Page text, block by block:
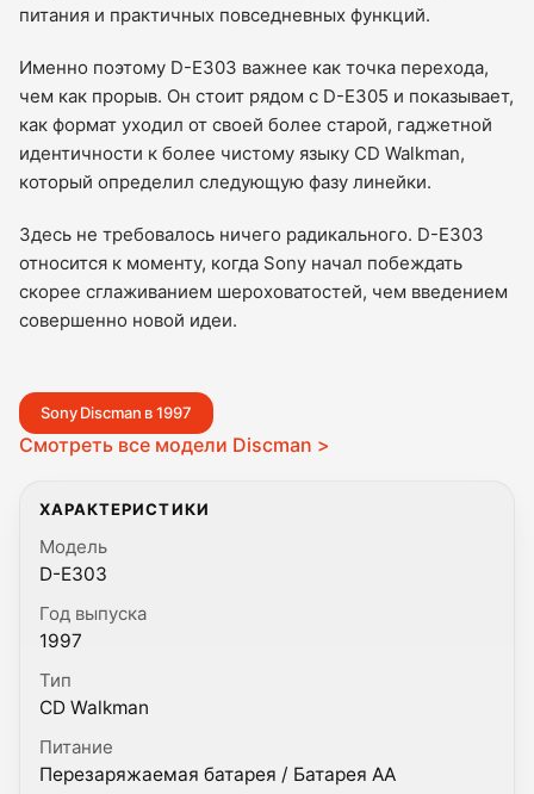
питания и практичных повседневных функций.
Именно поэтому D-E303 важнее как точка перехода,
чем как прорыв. Он стоит рядом с D-E305 и показывает,
как формат уходил от своей более старой, гаджетной
идентичности к более чистому языку CD Walkman,
который определил следующую фазу линейки.
Здесь не требовалось ничего радикального. D-E303
относится к моменту, когда Sony начал побеждать
скорее сглаживанием шероховатостей, чем введением
совершенно новой идеи.
Sony Discman в 1997
Смотреть все модели Discman >
ХАРАКТЕРИСТИКИ
Модель
D-E303
Год выпуска
1997
Тип
CD Walkman
Питание
Перезаряжаемая батарея / Батарея AA